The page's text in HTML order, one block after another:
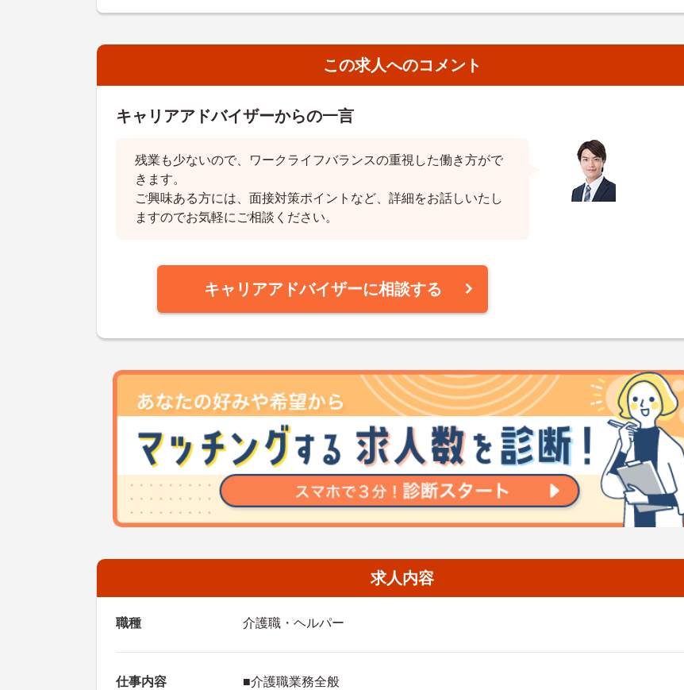
この求人へのコメント
キャリアアドバイザーからの一言
残業も少ないので、ワークライフバランスの重視した働き方がで
きます。
ご興味ある方には、面接対策ポイントなど、詳細をお話しいたし
ますのでお気軽にご相談ください。
キャリアアドバイザーに相談する
求人内容
職種 介護職・ヘルパー
仕事内容
■介護職業務全般